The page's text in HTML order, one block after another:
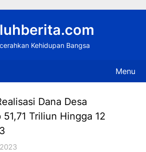
Kehidupan Bangsa
Menu
Dana Desa
Triliun Hingga 12